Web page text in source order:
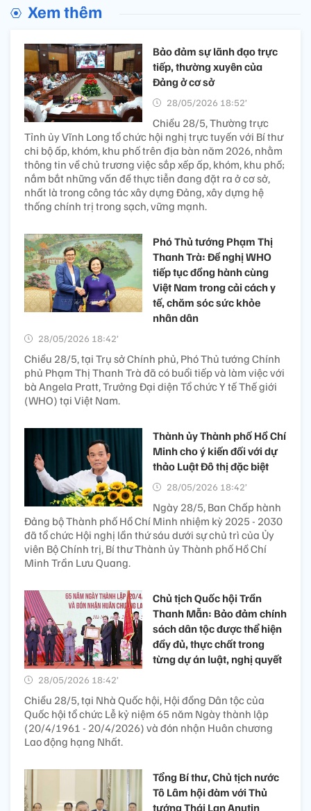
Xem thêm
Bảo đảm sự lãnh đạo trực
tiếp, thường xuyên của
Đảng ở cơ sở
28/05/2026 18:52’
Chiều 28/5, Thường trực
Tỉnh ủy Vĩnh Long tổ chức hội nghị trực tuyến với Bí thư
chi bộ ấp, khóm, khu phố trên địa bàn năm 2026, nhằm
thông tin về chủ trương việc sắp xếp ấp, khóm, khu phố;
nắm bắt những vấn đề thực tiễn đang đặt ra ở cơ sở,
nhất là trong công tác xây dựng Đảng, xây dựng hệ
thống chính trị trong sạch, vững mạnh.
Phó Thủ tướng Phạm Thị
Thanh Trà: Đề nghị WHO
tiếp tục đồng hành cùng
Việt Nam trong cải cách y
tế, chăm sóc sức khỏe
nhân dân
28/05/2026 18:42’
Chiều 28/5, tại Trụ sở Chính phủ, Phó Thủ tướng Chính
phủ Phạm Thị Thanh Trà đã có buổi tiếp và làm việc với
bà Angela Pratt, Trưởng Đại diện Tổ chức Y tế Thế giới
(WHO) tại Việt Nam.
Thành ủy Thành phố Hồ Chí
Minh cho ý kiến đối với dự
thảo Luật Đô thị đặc biệt
28/05/2026 18:42’
Ngày 28/5, Ban Chấp hành
Đảng bộ Thành phố Hồ Chí Minh nhiệm kỳ 2025 - 2030
đã tổ chức Hội nghị lần thứ sáu dưới sự chủ trì của Ủy
viên Bộ Chính trị, Bí thư Thành ủy Thành phố Hồ Chí
Minh Trần Lưu Quang.
Chủ tịch Quốc hội Trần
Thanh Mẫn: Bảo đảm chính
sách dân tộc được thể hiện
đầy đủ, thực chất trong
từng dự án luật, nghị quyết
28/05/2026 18:42’
Chiều 28/5, tại Nhà Quốc hội, Hội đồng Dân tộc của
Quốc hội tổ chức Lễ kỷ niệm 65 năm Ngày thành lập
(20/4/1961 - 20/4/2026) và đón nhận Huân chương
Lao động hạng Nhất.
Tổng Bí thư, Chủ tịch nước
Tô Lâm hội đàm với Thủ
tướng Thái Lan Anutin